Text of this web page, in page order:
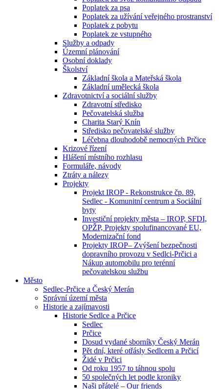
Poplatek za psa
Poplatek za užívání veřejného prostranství
Poplatek z pobytu
Poplatek ze vstupného
Služby a odpady
Územní plánování
Osobní doklady
Školství
Základní škola a Mateřská škola
Základní umělecká škola
Zdravotnictví a sociální služby
Zdravotní středisko
Pečovatelská služba
Charita Starý Knín
Středisko pečovatelské služby
Léčebna dlouhodobě nemocných Prčice
Krizové řízení
Hlášení místního rozhlasu
Formuláře, návody
Ztráty a nálezy
Projekty
Projekt IROP - Rekonstrukce čp. 89,
Sedlec - Komunitní centrum a Sociální
byty
Investiční projekty města – IROP, SFDI,
OPŽP, Projekty spolufinancované EU,
Modernizační fond
Projekty IROP– Zvýšení bezpečnosti
dopravního provozu v Sedlci-Prčici a
Nákup automobilu pro terénní
pečovatelskou službu
Město
Sedlec-Prčice a Český Merán
Správní území města
Historie a zajímavosti
Historie Sedlce a Prčice
Sedlec
Prčice
Dosud vydané sborníky Český Merán
Pět dní, které otřásly Sedlcem a Prčicí
Židé v Prčici
Od roku 1957 to táhnou spolu
50 společných let podle kroniky
Naši přátelé – Our friends